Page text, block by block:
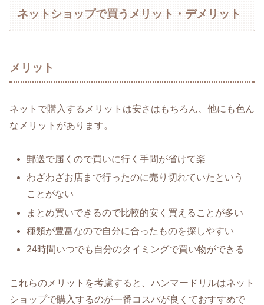
ネットショップで買うメリット・デメリット
メリット
ネットで購入するメリットは安さはもちろん、他にも色ん
なメリットがあります。
郵送で届くので買いに行く手間が省けて楽
わざわざお店まで行ったのに売り切れていたという
ことがない
まとめ買いできるので比較的安く買えることが多い
種類が豊富なので自分に合ったものを探しやすい
24時間いつでも自分のタイミングで買い物ができる
これらのメリットを考慮すると、ハンマードリルはネット
ショップで購入するのが一番コスパが良くておすすめで